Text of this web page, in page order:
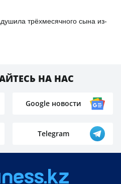
трёхмесячного сына из-
НА НАС
Google новости
Telegram